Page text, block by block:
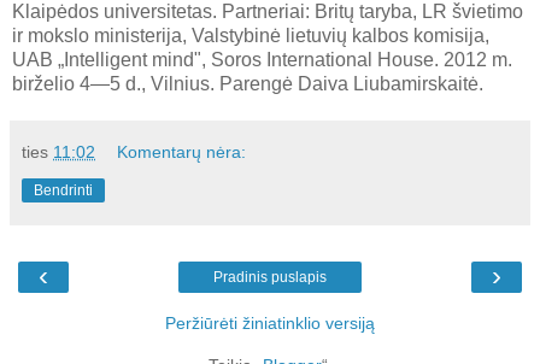
Klaipėdos universitetas. Partneriai: Britų taryba, LR švietimo
ir mokslo ministerija, Valstybinė lietuvių kalbos komisija,
UAB „Intelligent mind", Soros International House. 2012 m.
birželio 4—5 d., Vilnius. Parengė Daiva Liubamirskaitė.
ties 11:02 Komentarų nėra:
Bendrinti
‹ ›
Pradinis puslapis
Peržiūrėti žiniatinklio versiją